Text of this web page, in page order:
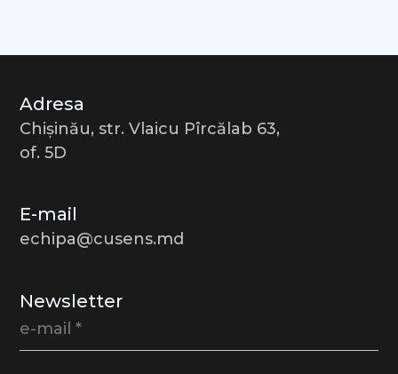
Adresa
Chișinău, str. Vlaicu Pîrcălab 63,
of. 5D
E-mail
echipa@cusens.md
Newsletter